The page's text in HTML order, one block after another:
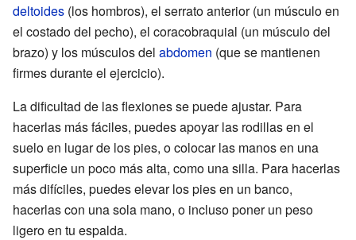
deltoides (los hombros), el serrato anterior (un músculo en
el costado del pecho), el coracobraquial (un músculo del
brazo) y los músculos del abdomen (que se mantienen
firmes durante el ejercicio).
La dificultad de las flexiones se puede ajustar. Para
hacerlas más fáciles, puedes apoyar las rodillas en el
suelo en lugar de los pies, o colocar las manos en una
superficie un poco más alta, como una silla. Para hacerlas
más difíciles, puedes elevar los pies en un banco,
hacerlas con una sola mano, o incluso poner un peso
ligero en tu espalda.